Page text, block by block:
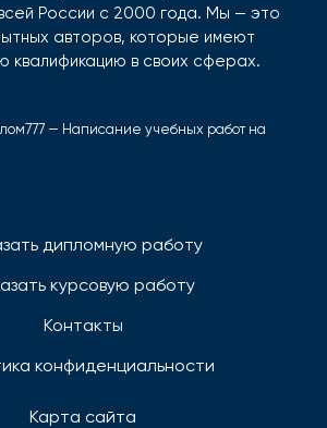
России с 2000 года. Мы — это
авторов, которые имеют
квалификацию в своих сферах.
— Написание учебных работ на
дипломную работу
курсовую работу
Контакты
конфиденциальности
Карта сайта